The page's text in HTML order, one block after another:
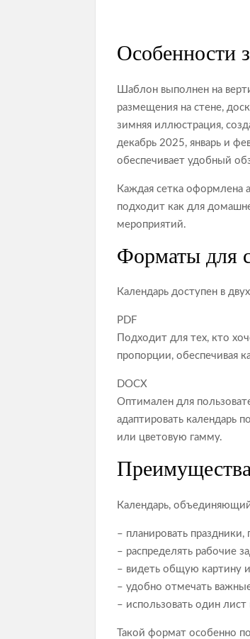
Особенности
Шаблон выполнен на
размещения на стене,
зимняя иллюстрация,
декабрь 2025, январь и
обеспечивает удобный
Каждая сетка оформлена
подходит как для
мероприятий.
Форматы для
Календарь доступен в
PDF
Подходит для тех, кто
пропорции, обеспечивая
DOCX
Оптимален для
адаптировать календарь
или цветовую гамму.
Календарь,
– планировать
– распределять рабочие
– видеть общую картину и
– удобно отмечать
– использовать один
Такой формат особенно